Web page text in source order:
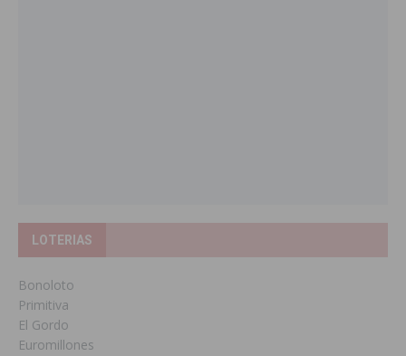
LOTERIAS
Bonoloto
Primitiva
El Gordo
Euromillones